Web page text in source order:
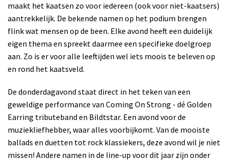
maakt het kaatsen zo voor iedereen (ook voor niet-kaatsers)
aantrekkelijk. De bekende namen op het podium brengen
flink wat mensen op de been. Elke avond heeft een duidelijk
eigen thema en spreekt daarmee een specifieke doelgroep
aan. Zo is er voor alle leeftijden wel iets moois te beleven op
en rond het kaatsveld.
De donderdagavond staat direct in het teken van een
geweldige performance van Coming On Strong - dé Golden
Earring tributeband en Bildtstar. Een avond voor de
muziekliefhebber, waar alles voorbijkomt. Van de mooiste
ballads en duetten tot rock klassiekers, deze avond wil je niet
missen! Andere namen in de line-up voor dit jaar zijn onder